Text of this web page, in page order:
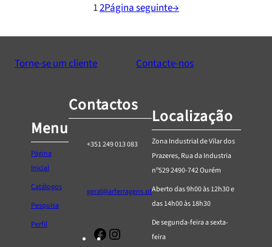
12Página seguinte→
Torne-se um cliente Contacte-nos
Menu
Página
Inicial
Catálogos
Pesquisa
Perfil
Contactos
+351 249 013 083
geral@arferragens.pt
Facebook
Localização
Zona Industrial de Vilar dos
Prazeres, Rua da Industria
nº529 2490-742 Ourém
Aberto das 9h00 às 12h30 e
das 14h00 às 18h30
De segunda-feira a sexta-
feira